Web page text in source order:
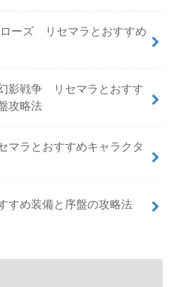
ーズ リセマラとおすすめ
影戦争 リセマラとおすす
攻略法
ラとおすすめキャラクタ
め装備と序盤の攻略法